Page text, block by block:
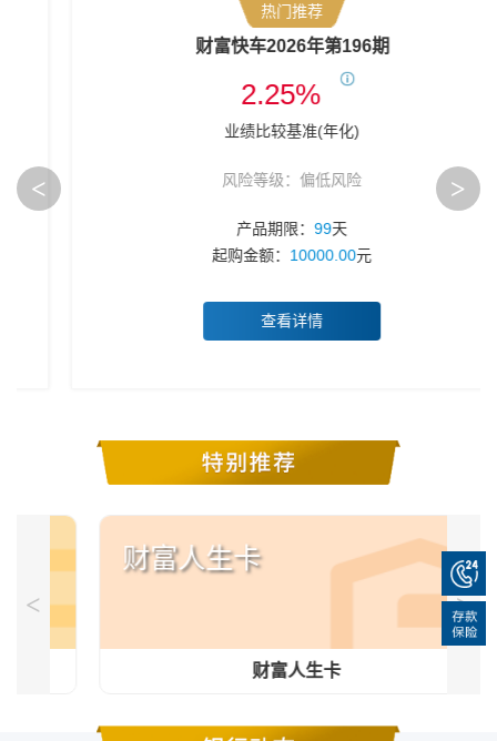
<
热门推荐
财富快车2026年第196期
2.25%
业绩比较基准(年化)
风险等级：偏低风险
产品期限：99天
起购金额：10000.00元
查看详情
>
<
财富人生卡
财富人生卡
>